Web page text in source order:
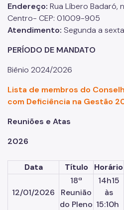
Endereço: Rua Líbero Badaró,
Centro- CEP: 01009-905
Atendimento: Segunda a
PERÍODO DE MANDATO
Biênio 2024/2026
Lista de membros do
com Deficiência na Gestão
Reuniões e Atas
2026
Data Título Horário
12/01/2026
18ª
Reunião
do Pleno
14h15
às
15:10h